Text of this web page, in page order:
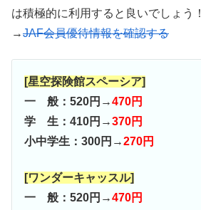
は積極的に利用すると良いでしょう！
→JAF会員優待情報を確認する
[星空探険館スペーシア]
一 般：520円→470円
学 生：410円→370円
小中学生：300円→270円
[ワンダーキャッスル]
一 般：520円→470円